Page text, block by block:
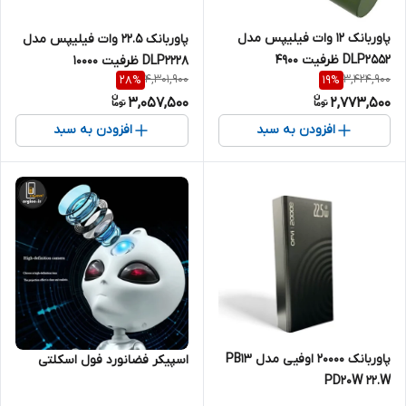
پاوربانک 12 وات فیلیپس مدل
DLP2552 ظرفیت 4900
میلی‌آمپرساعت
3,424,900
19%
2,773,500
افزودن به سبد
پاوربانک 22.5 وات فیلیپس مدل
DLP2228 ظرفیت 10000
میلی‌آمپرساعت
4,301,900
28%
3,057,500
افزودن به سبد
پاوربانک 20000 اوفیی مدل PB13
PD20W 22.W
اسپیکر فضانورد فول اسکلتی